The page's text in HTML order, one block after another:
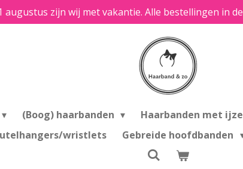
augustus zijn wij met vakantie. Alle bestellingen in
(Boog) haarbanden Haarbanden met
wristlets Gebreide hoofdbanden